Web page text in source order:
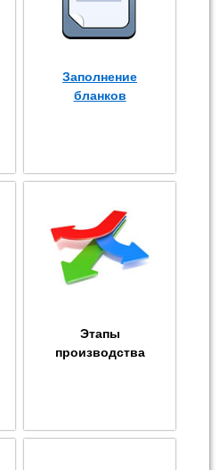
Заполнение
бланков
Этапы
производства